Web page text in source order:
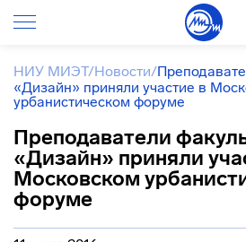
НИУ МИЭТ/Новости/
«Дизайн» приняли участие в
урбанистическом форуме
Преподаватели
«Дизайн» приняли
Московском
форуме